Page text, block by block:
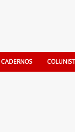
CADERNOS